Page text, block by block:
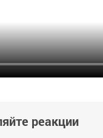
реакции